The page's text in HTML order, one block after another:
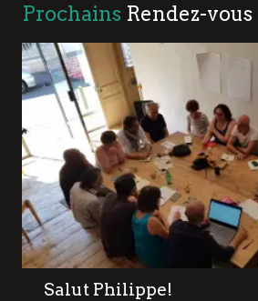
Prochains Rendez-vous
Salut Philippe!